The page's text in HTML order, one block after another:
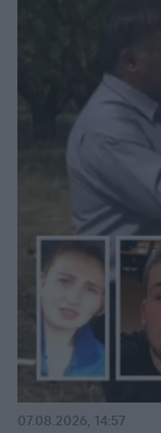
07.08.2026, 14:57